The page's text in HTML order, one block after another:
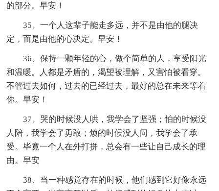
的部分。早安！
35、一个人这辈子能走多远，并不是由他的腿决
定，而是由他的心决定。早安！
36、保持一颗年轻的心，做个简单的人，享受阳光
和温暖。人都是矛盾的，渴望被理解，又害怕被看穿。
不管过去如何，过去的已经过去，最好的总在未来等着
你。早安！
37、哭的时候没人哄，我学会了坚强；怕的时候没
人陪，我学会了勇敢；烦的时候没人问，我学会了承
受。毕竟一个人在外打拼，总会有一些让自己成长的理
由。早安
38、当一种感觉存在的时候，他们感到它好像永远